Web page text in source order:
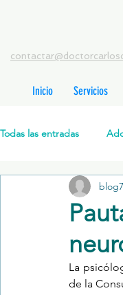
Inicio Servicios
Todas las entradas
Salud Mental Perinatal
Formación
La
de la